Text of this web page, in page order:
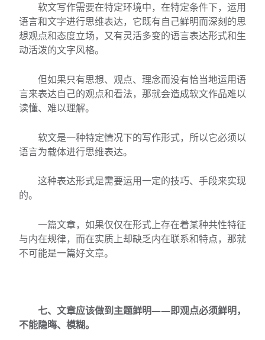
软文写作需要在特定环境中，在特定条件下，运用
语言和文字进行思维表达，它既有自己鲜明而深刻的思
想观点和态度立场，又有灵活多变的语言表达形式和生
动活泼的文字风格。
但如果只有思想、观点、理念而没有恰当地运用语
言来表达自己的观点和看法，那就会造成软文作品难以
读懂、难以理解。
软文是一种特定情况下的写作形式，所以它必须以
语言为载体进行思维表达。
这种表达形式是需要运用一定的技巧、手段来实现
的。
一篇文章，如果仅仅在形式上存在着某种共性特征
与内在规律，而在实质上却缺乏内在联系和特点，那就
不可能是一篇好文章。
七、文章应该做到主题鲜明——即观点必须鲜明，
不能隐晦、模糊。